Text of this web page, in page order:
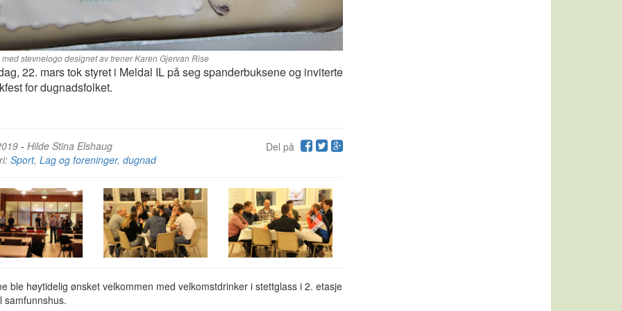
med stevnelogo designet av trener Karen Gjervan Rise
22. mars tok styret i Meldal IL på seg spanderbuksene og inviterte
for dugnadsfolket.
Del på
- Hilde Stina Elshaug
Sport, Lag og foreninger, dugnad
ble høytidelig ønsket velkommen med velkomstdrinker i stettglass i 2. etasje
samfunnshus.